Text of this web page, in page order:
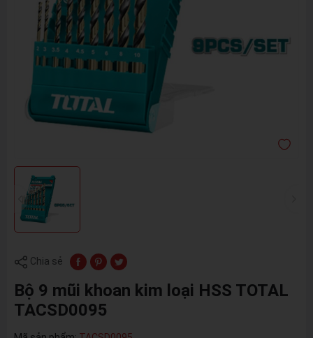
Chia sẻ
Bộ 9 mũi khoan kim loại HSS TOTAL
TACSD0095